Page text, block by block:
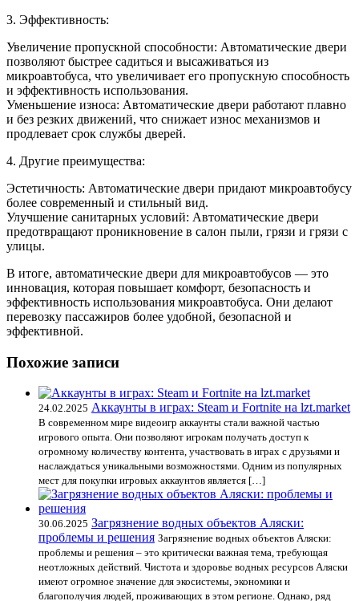
3. Эффективность:
Увеличение пропускной способности: Автоматические двери
позволяют быстрее садиться и высаживаться из
микроавтобуса, что увеличивает его пропускную способность
и эффективность использования.
Уменьшение износа: Автоматические двери работают плавно
и без резких движений, что снижает износ механизмов и
продлевает срок службы дверей.
4. Другие преимущества:
Эстетичность: Автоматические двери придают микроавтобусу
более современный и стильный вид.
Улучшение санитарных условий: Автоматические двери
предотвращают проникновение в салон пыли, грязи и грязи с
улицы.
В итоге, автоматические двери для микроавтобусов — это
инновация, которая повышает комфорт, безопасность и
эффективность использования микроавтобуса. Они делают
перевозку пассажиров более удобной, безопасной и
эффективной.
Похожие записи
24.02.2025 Аккаунты в играх: Steam и Fortnite на lzt.market
В современном мире видеоигр аккаунты стали важной частью
игрового опыта. Они позволяют игрокам получать доступ к
огромному количеству контента, участвовать в играх с друзьями и
наслаждаться уникальными возможностями. Одним из популярных
мест для покупки игровых аккаунтов является […]
30.06.2025 Загрязнение водных объектов Аляски:
проблемы и решения Загрязнение водных объектов Аляски:
проблемы и решения – это критически важная тема, требующая
неотложных действий. Чистота и здоровье водных ресурсов Аляски
имеют огромное значение для экосистемы, экономики и
благополучия людей, проживающих в этом регионе. Однако, ряд